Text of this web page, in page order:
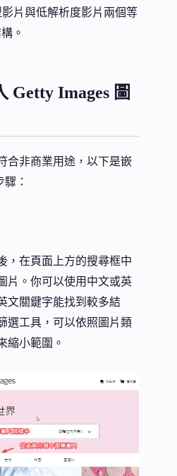
片與低解析度影片兩個等
。
Getty Images 圖
合非商業用途，以下是嵌
：
，在頁面上方的搜尋框中
片。你可以使用中文或英
文關鍵字能找到較多結
選工具，可以依照圖片類
縮小範圍。